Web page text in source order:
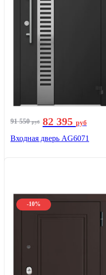
91 550руб 82 395 руб
Входная дверь AG6071
-10%